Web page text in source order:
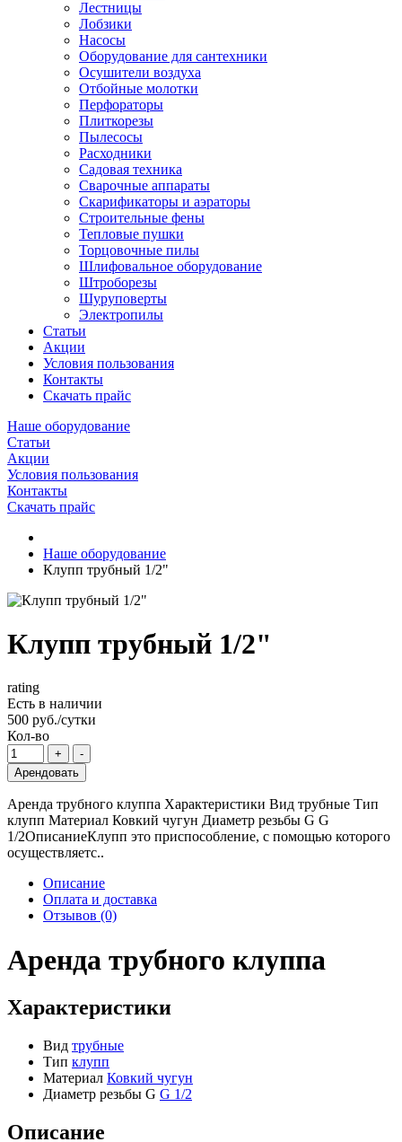
Лестницы
Лобзики
Насосы
Оборудование для сантехники
Осушители воздуха
Отбойные молотки
Перфораторы
Плиткорезы
Пылесосы
Расходники
Садовая техника
Сварочные аппараты
Скарификаторы и аэраторы
Строительные фены
Тепловые пушки
Торцовочные пилы
Шлифовальное оборудование
Штроборезы
Шуруповерты
Электропилы
Статьи
Акции
Условия пользования
Контакты
Скачать прайс
Наше оборудование
Статьи
Акции
Условия пользования
Контакты
Скачать прайс
Наше оборудование
Клупп трубный 1/2"
Клупп трубный 1/2"
rating
Есть в наличии
500 руб./сутки
Кол-во
Арендовать
Аренда трубного клуппа Характеристики Вид трубные Тип
клупп Материал Ковкий чугун Диаметр резьбы G G
1/2ОписаниеКлупп это приспособление, с помощью которого
осуществляетс..
Описание
Оплата и доставка
Отзывов (0)
Аренда трубного клуппа
Характеристики
Вид трубные
Тип клупп
Материал Ковкий чугун
Диаметр резьбы G G 1/2
Описание